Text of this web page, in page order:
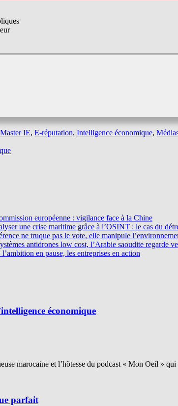
IE, E-réputation, Intelligence économique,
européenne : vigilance face à la Chine
une crise maritime grâce à l’OSINT : le cas du
ne truque pas le vote, elle manipule
antidrones low cost, l’Arabie saoudite regarde
en pause, les entreprises en action
économique
marocaine et l’hôtesse du podcast « Mon Oeil »
parfait